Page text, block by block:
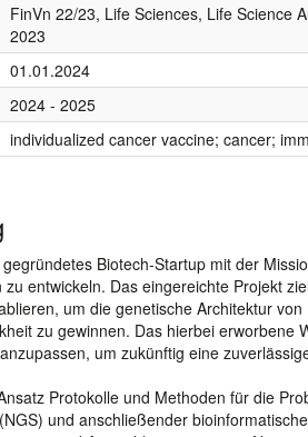
FinVn 22/23, Life Sciences, Life Science
2023
01.01.2024
2024 - 2025
individualized cancer vaccine; cancer;
Biotech-Startup mit der
entwickeln. Das eingereichte Projekt
um die genetische Architektur
zu gewinnen. Das hierbei erworbene
um zukünftig eine
Protokolle und Methoden für die
und anschließender